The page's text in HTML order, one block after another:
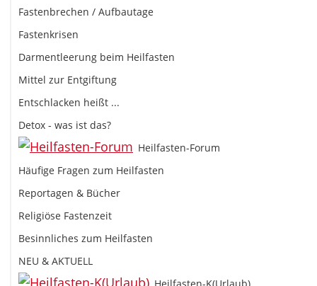
Fastenbrechen / Aufbautage
Fastenkrisen
Darmentleerung beim Heilfasten
Mittel zur Entgiftung
Entschlacken heißt ...
Detox - was ist das?
Heilfasten-Forum
Häufige Fragen zum Heilfasten
Reportagen & Bücher
Religiöse Fastenzeit
Besinnliches zum Heilfasten
NEU & AKTUELL